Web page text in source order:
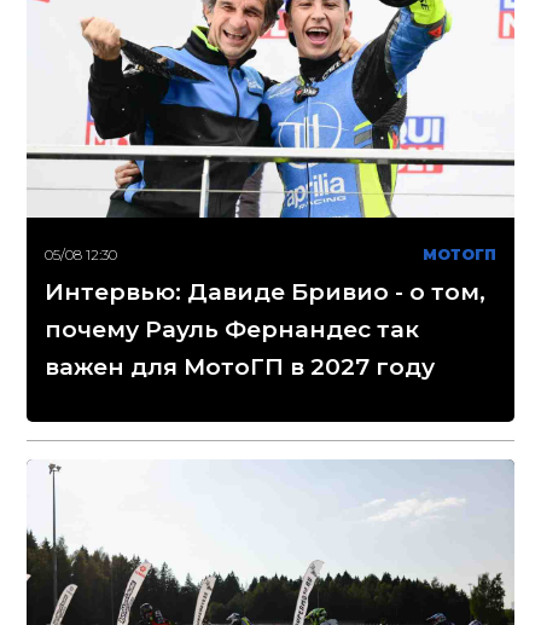
05/08 12:30 МОТОГП
Интервью: Давиде Бривио - о том,
почему Рауль Фернандес так
важен для МотоГП в 2027 году